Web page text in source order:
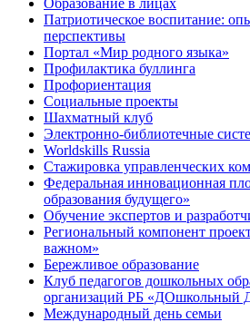
Образование в лицах
Патриотическое воспитание:
перспективы
Портал «Мир родного языка»
Профилактика буллинга
Профориентация
Социальные проекты
Шахматный клуб
Электронно-библиотечные
Worldskills Russia
Стажировка управленческих
Федеральная инновационная
образования будущего»
Обучение экспертов и
Региональный компонент
важном»
Бережливое образование
Клуб педагогов дошкольных
организаций РБ
Международный день семьи